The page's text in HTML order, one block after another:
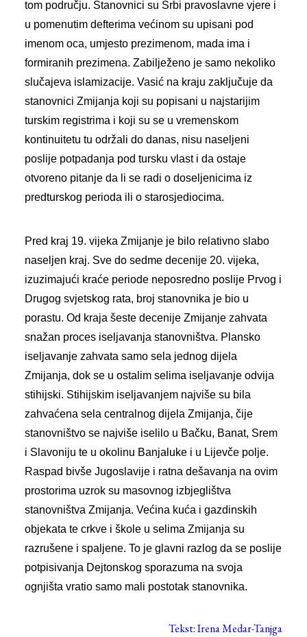
tom području. Stanovnici su Srbi pravoslavne vjere i
u pomenutim defterima većinom su upisani pod
imenom oca, umjesto prezimenom, mada ima i
formiranih prezimena. Zabilježeno je samo nekoliko
slučajeva islamizacije. Vasić na kraju zaključuje da
stanovnici Zmijanja koji su popisani u najstarijim
turskim registrima i koji su se u vremenskom
kontinuitetu tu održali do danas, nisu naseljeni
poslije potpadanja pod tursku vlast i da ostaje
otvoreno pitanje da li se radi o doseljenicima iz
predturskog perioda ili o starosjediocima.
Pred kraj 19. vijeka Zmijanje je bilo relativno slabo
naseljen kraj. Sve do sedme decenije 20. vijeka,
izuzimajući kraće periode neposredno poslije Prvog i
Drugog svjetskog rata, broj stanovnika je bio u
porastu. Od kraja šeste decenije Zmijanje zahvata
snažan proces iseljavanja stanovništva. Plansko
iseljavanje zahvata samo sela jednog dijela
Zmijanja, dok se u ostalim selima iseljavanje odvija
stihijski. Stihijskim iseljavanjem najviše su bila
zahvaćena sela centralnog dijela Zmijanja, čije
stanovništvo se najviše iselilo u Bačku, Banat, Srem
i Slavoniju te u okolinu Banjaluke i u Lijevče polje.
Raspad bivše Jugoslavije i ratna dešavanja na ovim
prostorima uzrok su masovnog izbjeglištva
stanovništva Zmijanja. Većina kuća i gazdinskih
objekata te crkve i škole u selima Zmijanja su
razrušene i spaljene. To je glavni razlog da se poslije
potpisivanja Dejtonskog sporazuma na svoja
ognjišta vratio samo mali postotak stanovnika.
Tekst: Irena Medar-Tanjga